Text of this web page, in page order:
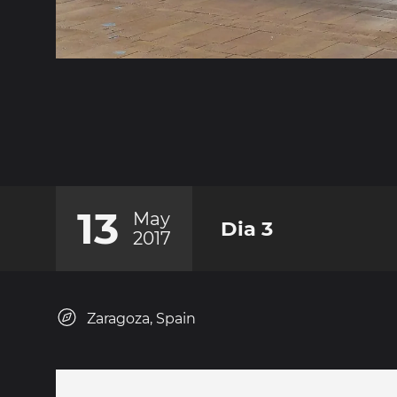
13
May
2017
Dia 3
Zaragoza, Spain